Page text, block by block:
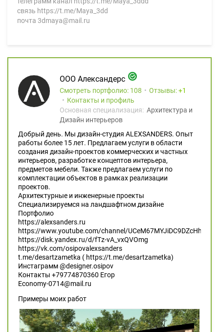
связь https://t.me/Maya_3dd
почта 3dmaya@mail.ru
ООО Александерс
Смотреть портфолио: 108 Отзывы:
1
Контакты и профиль
Основная специализация: Архитектура и
Дизайн интерьеров
Добрый день. Мы дизайн-студия ALEXSANDERS. Опыт
работы более 15 лет. Предлагаем услуги в области
создания дизайн-проектов коммерческих и частных
интерьеров, разработке концептов интерьера,
предметов мебели. Также предлагаем услуги по
комплектации объектов в рамках реализации
проектов.
Архитектурные и инженерные проекты
Специализируемся на ландшафтном дизайне
Портфолио
https://alexsanders.ru
https://www.youtube.com/channel/
https://disk.yandex.ru/d/fTz-vA_vxQVOmg
https://vk.com/osipovalexsanders
t.me/desartzametka ( https://t.me/desartzametka)
Инстаграмм @designer.osipov
Контакты +79774870360 Егор
Economy-0714@mail.ru
Примеры моих работ